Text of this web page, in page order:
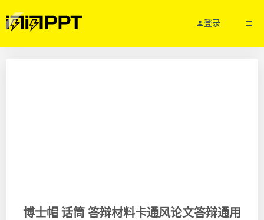
登录
博士帽 话筒 答辩材料卡通风论文答辩通用